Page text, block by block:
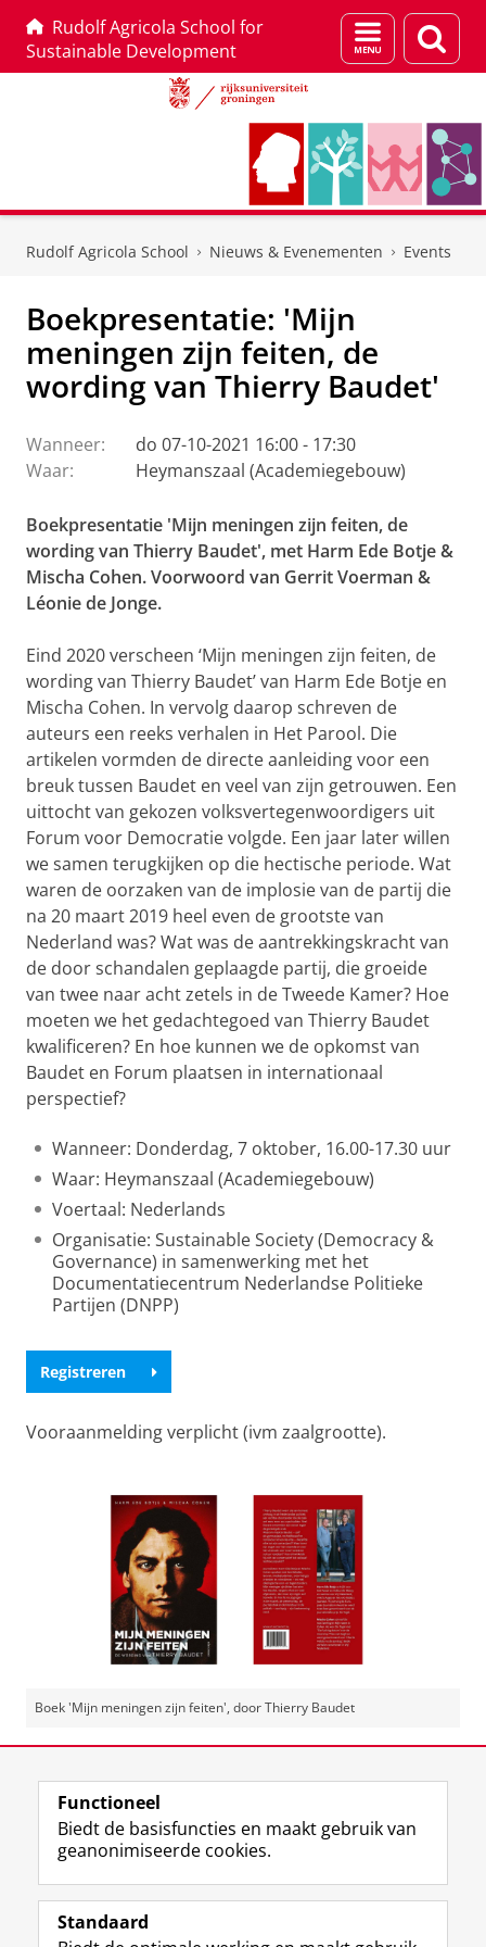
Rudolf Agricola School for
Sustainable Development
Menu
en
Rudolf Agricola School Nieuws & Evenementen Events
Boekpresentatie: 'Mijn
meningen zijn feiten, de
wording van Thierry Baudet'
Wanneer:
do 07-10-2021 16:00 - 17:30
Waar:
Heymanszaal (Academiegebouw)
Boekpresentatie 'Mijn meningen zijn feiten, de
wording van Thierry Baudet', met Harm Ede Botje &
Mischa Cohen. Voorwoord van Gerrit Voerman &
Léonie de Jonge.
Eind 2020 verscheen ‘Mijn meningen zijn feiten, de
wording van Thierry Baudet’ van Harm Ede Botje en
Mischa Cohen. In vervolg daarop schreven de
auteurs een reeks verhalen in Het Parool. Die
artikelen vormden de directe aanleiding voor een
breuk tussen Baudet en veel van zijn getrouwen. Een
uittocht van gekozen volksvertegenwoordigers uit
Forum voor Democratie volgde. Een jaar later willen
we samen terugkijken op die hectische periode. Wat
waren de oorzaken van de implosie van de partij die
na 20 maart 2019 heel even de grootste van
Nederland was? Wat was de aantrekkingskracht van
de door schandalen geplaagde partij, die groeide
van twee naar acht zetels in de Tweede Kamer? Hoe
moeten we het gedachtegoed van Thierry Baudet
kwalificeren? En hoe kunnen we de opkomst van
Baudet en Forum plaatsen in internationaal
perspectief?
Wanneer: Donderdag, 7 oktober, 16.00-17.30 uur
Waar: Heymanszaal (Academiegebouw)
Voertaal: Nederlands
Organisatie: Sustainable Society (Democracy &
Governance) in samenwerking met het
Documentatiecentrum Nederlandse Politieke
Partijen (DNPP)
Registreren
Vooraanmelding verplicht (ivm zaalgrootte).
Boek 'Mijn meningen zijn feiten', door Thierry Baudet
Deel dit Facebook LinkedIn
Volg ons op
T
w
I
n
L
i
Y
o
Functioneel
Biedt de basisfuncties en maakt gebruik van
geanonimiseerde cookies.
Standaard